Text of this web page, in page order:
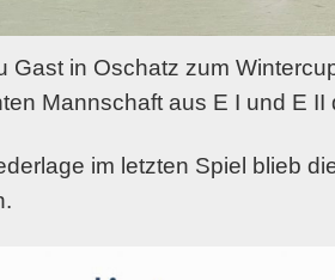
Gast in Oschatz zum
Mannschaft aus E I und E II
im letzten Spiel blieb